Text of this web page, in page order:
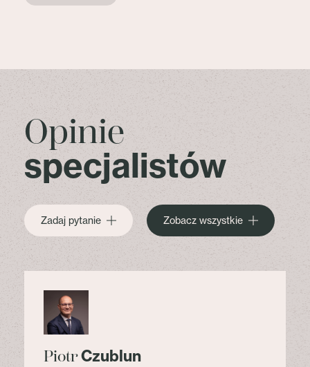
Opinie
specjalistów
Zadaj pytanie Zobacz wszystkie
PiotrCzublun